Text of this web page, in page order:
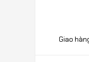
Giao